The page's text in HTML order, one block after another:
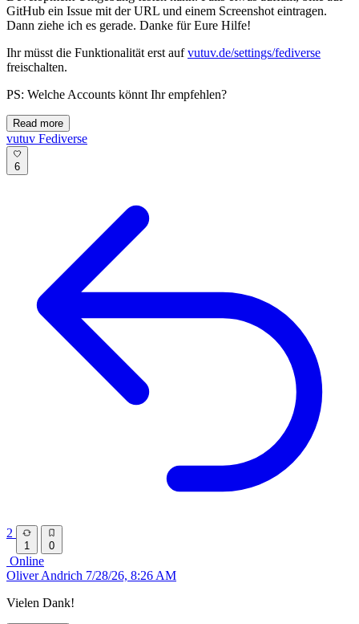
GitHub ein Issue mit der URL und einem Screenshot eintragen.
Dann ziehe ich es gerade. Danke für Eure Hilfe!
Ihr müsst die Funktionalität erst aufvutuv.de/settings/fediverse
freischalten.
PS: Welche Accounts könnt Ihr empfehlen?
Read more
vutuv Fediverse
6
2
1 0
Online
Oliver Andrich 7/28/26, 8:26 AM
Vielen Dank!